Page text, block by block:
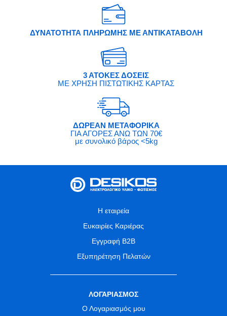
ΔΥΝΑΤΟΤΗΤΑ ΠΛΗΡΩΜΗΣ ΜΕ ΑΝΤΙΚΑΤΑΒΟΛΗ
3 ΑΤΟΚΕΣ ΔΟΣΕΙΣ
ΜΕ ΧΡΗΣΗ ΠΙΣΤΩΤΙΚΗΣ ΚΑΡΤΑΣ
ΔΩΡΕΑΝ ΜΕΤΑΦΟΡΙΚΑ
ΓΙΑ ΑΓΟΡΕΣ ΑΝΩ ΤΩΝ 70€
με συνολικό βάρος <5kg
Η εταιρεία
Ευκαιρίες Καριέρας
Εγγραφή B2B
Εξυπηρέτηση Πελατών
ΛΟΓΑΡΙΑΣΜΟΣ
Ο Λογαριασμός μου